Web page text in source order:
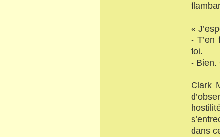
«
- T’en
toi.
- Bien.
Clark
dans